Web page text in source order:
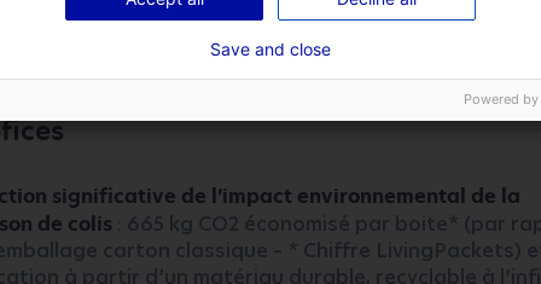
son contenu
: de 2 à 32 litres, selon que la box soit pliée ou non
significative de l’impact environnemental de la
de colis : 665 kg CO2 économisé par boite* (par
carton classique – * Chiffre LivingPackets)
à partir d’un matériau durable, recyclable à
Save and close
Powered by